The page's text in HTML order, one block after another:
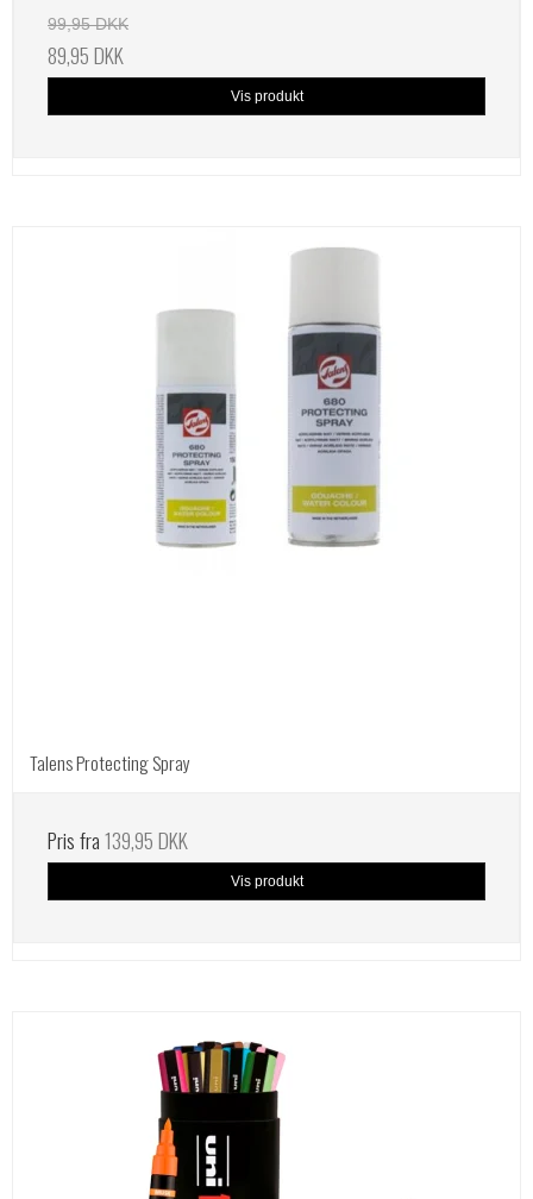
99,95 DKK
89,95 DKK
Vis produkt
Talens Protecting Spray
Pris fra139,95 DKK
Vis produkt